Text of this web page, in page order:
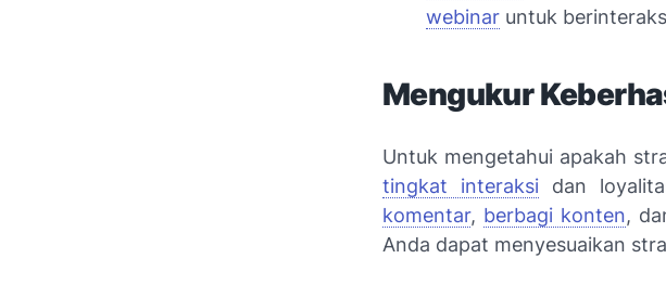
webinar untuk
Mengukur
Untuk mengetahui apakah
tingkat interaksi dan
komentar, berbagi konten,
Anda dapat menyesuaikan